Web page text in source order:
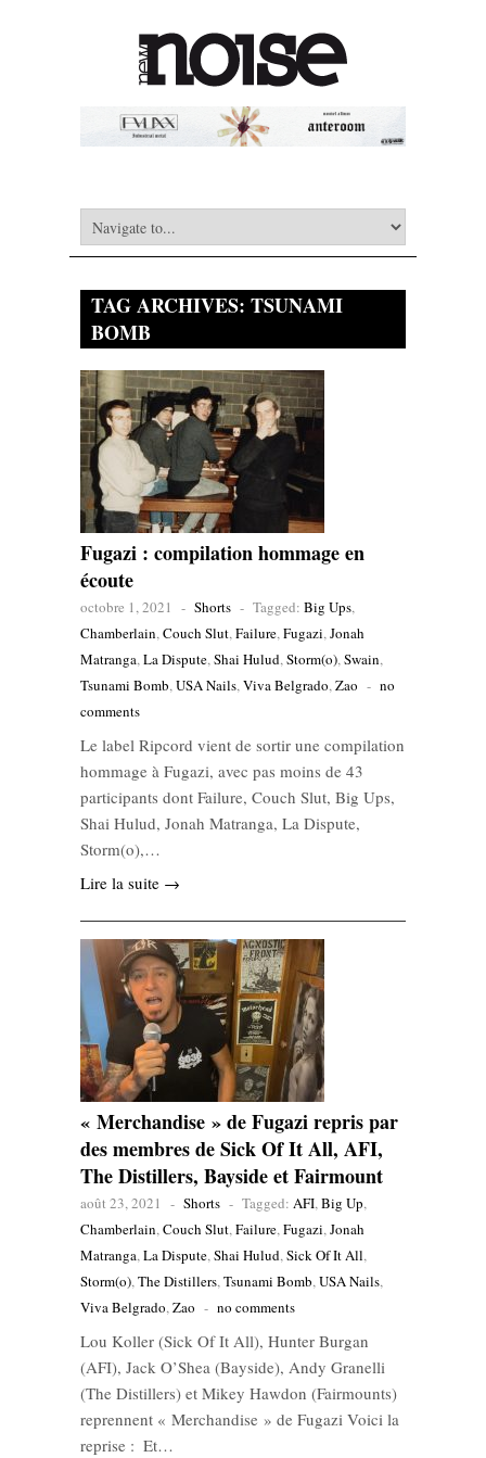
TAG ARCHIVES: TSUNAMI
BOMB
Fugazi : compilation hommage en
écoute
octobre 1, 2021 - Shorts - Tagged: Big Ups,
Chamberlain,Couch Slut,Failure,Fugazi,Jonah
Matranga,La Dispute,Shai Hulud,Storm(o),Swain,
Tsunami Bomb,USA Nails,Viva Belgrado,Zao - no
comments
Le label Ripcord vient de sortir une compilation
hommage à Fugazi, avec pas moins de 43
participants dont Failure, Couch Slut, Big Ups,
Shai Hulud, Jonah Matranga, La Dispute,
Storm(o),…
Lire la suite →
« Merchandise » de Fugazi repris par
des membres de Sick Of It All, AFI,
The Distillers, Bayside et Fairmount
août 23, 2021 - Shorts - Tagged: AFI,Big Up,
Chamberlain,Couch Slut,Failure,Fugazi,Jonah
Matranga,La Dispute,Shai Hulud,Sick Of It All,
Storm(o),The Distillers,Tsunami Bomb,USA Nails,
Viva Belgrado,Zao - no comments
Lou Koller (Sick Of It All), Hunter Burgan
(AFI), Jack O’Shea (Bayside), Andy Granelli
(The Distillers) et Mikey Hawdon (Fairmounts)
reprennent « Merchandise » de Fugazi Voici la
reprise : Et…